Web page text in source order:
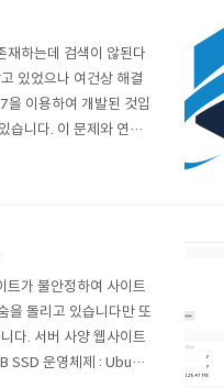
재하는데 검색이 않된다
있었으나 여건상 해결
이용하여 개발된 것입
습니다. 이 문제와 연관
의 현상관리자가 특정
트가 불안정하여 사이트
을 돌리고 있습니다만 또
다. 서버 사양 웹사이트
SSD 운영체제 : Ubunt